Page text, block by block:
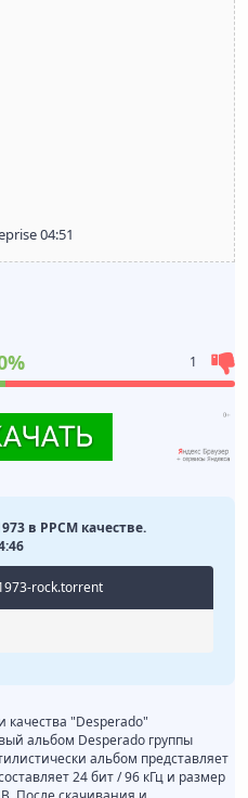
04:51
1
в PPCM качестве.
rock.torrent
качества "Desperado"
альбом Desperado группы
альбом представляет
24 бит / 96 кГц и размер